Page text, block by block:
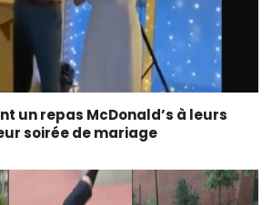
un repas McDonald’s à leurs
soirée de mariage